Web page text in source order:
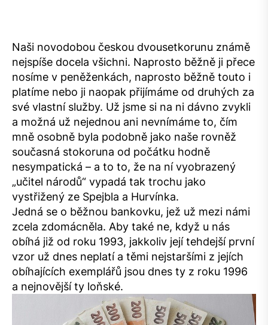
Naši novodobou českou dvousetkorunu známě
nejspíše docela všichni. Naprosto běžně ji přece
nosíme v peněženkách, naprosto běžně touto i
platíme nebo ji naopak přijímáme od druhých za
své vlastní služby. Už jsme si na ni dávno zvykli
a možná už nejednou ani nevnímáme to, čím
mně osobně byla podobně jako naše rovněž
současná stokoruna od počátku hodně
nesympatická – a to to, že na ní vyobrazený
„učitel národů“ vypadá tak trochu jako
vystřižený ze Spejbla a Hurvínka.
Jedná se o běžnou bankovku, jež už mezi námi
zcela zdomácněla. Aby také ne, když u nás
obíhá již od roku 1993, jakkoliv její tehdejší první
vzor už dnes neplatí a těmi nejstaršími z jejích
obíhajících exemplářů jsou dnes ty z roku 1996
a nejnovější ty loňské.